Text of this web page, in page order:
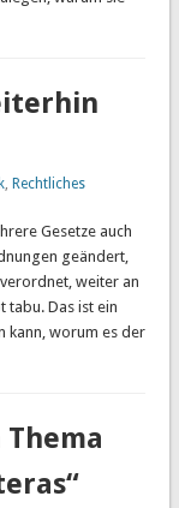
, Rechtliches
Gesetze auch
geändert,
weiter an
tabu. Das ist ein
kann, worum es der